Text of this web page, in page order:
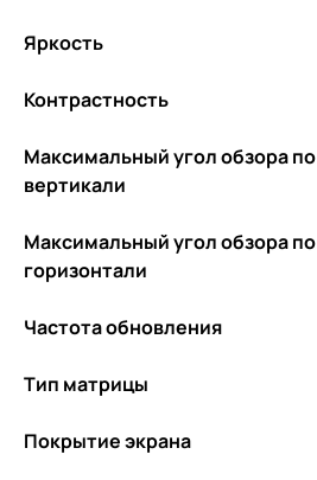
Яркость
Контрастность
Максимальный угол обзора по
вертикали
Максимальный угол обзора по
горизонтали
Частота обновления
Тип матрицы
Покрытие экрана